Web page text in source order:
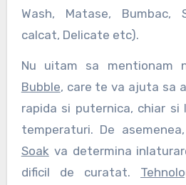
Wash, Matase, Bumbac,
calcat, Delicate etc).
Nu uitam sa mentionam
Bubble, care te va ajuta sa
rapida si puternica, chiar si
temperaturi. De asemenea,
Soak va determina
dificil de curatat.